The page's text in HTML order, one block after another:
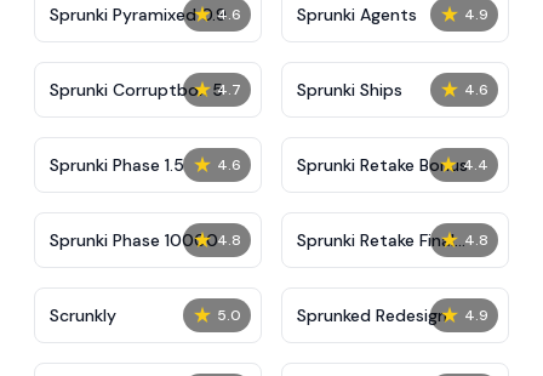
★ 4.6
Sprunki Pyramixed 0.9 ★ 4.9
Sprunki Agents
★ 4.7
Sprunki Corruptbox 5 ★ 4.6
Sprunki Ships
★ 4.6
Sprunki Phase 1.5 ★ 4.4
Sprunki Retake Bonus
★ 4.8
Sprunki Phase 10000 ★ 4.8
Sprunki Retake Final
Update
★ 5.0
Scrunkly ★ 4.9
Sprunked Redesign